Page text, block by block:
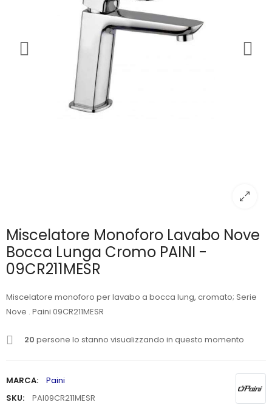
Miscelatore Monoforo Lavabo Nove
Bocca Lunga Cromo PAINI -
09CR211MESR
Miscelatore monoforo per lavabo a bocca lung, cromato; Serie
Nove . Paini 09CR211MESR
20 persone lo stanno visualizzando in questo momento
MARCA:
Paini
SKU:
PAI09CR211MESR